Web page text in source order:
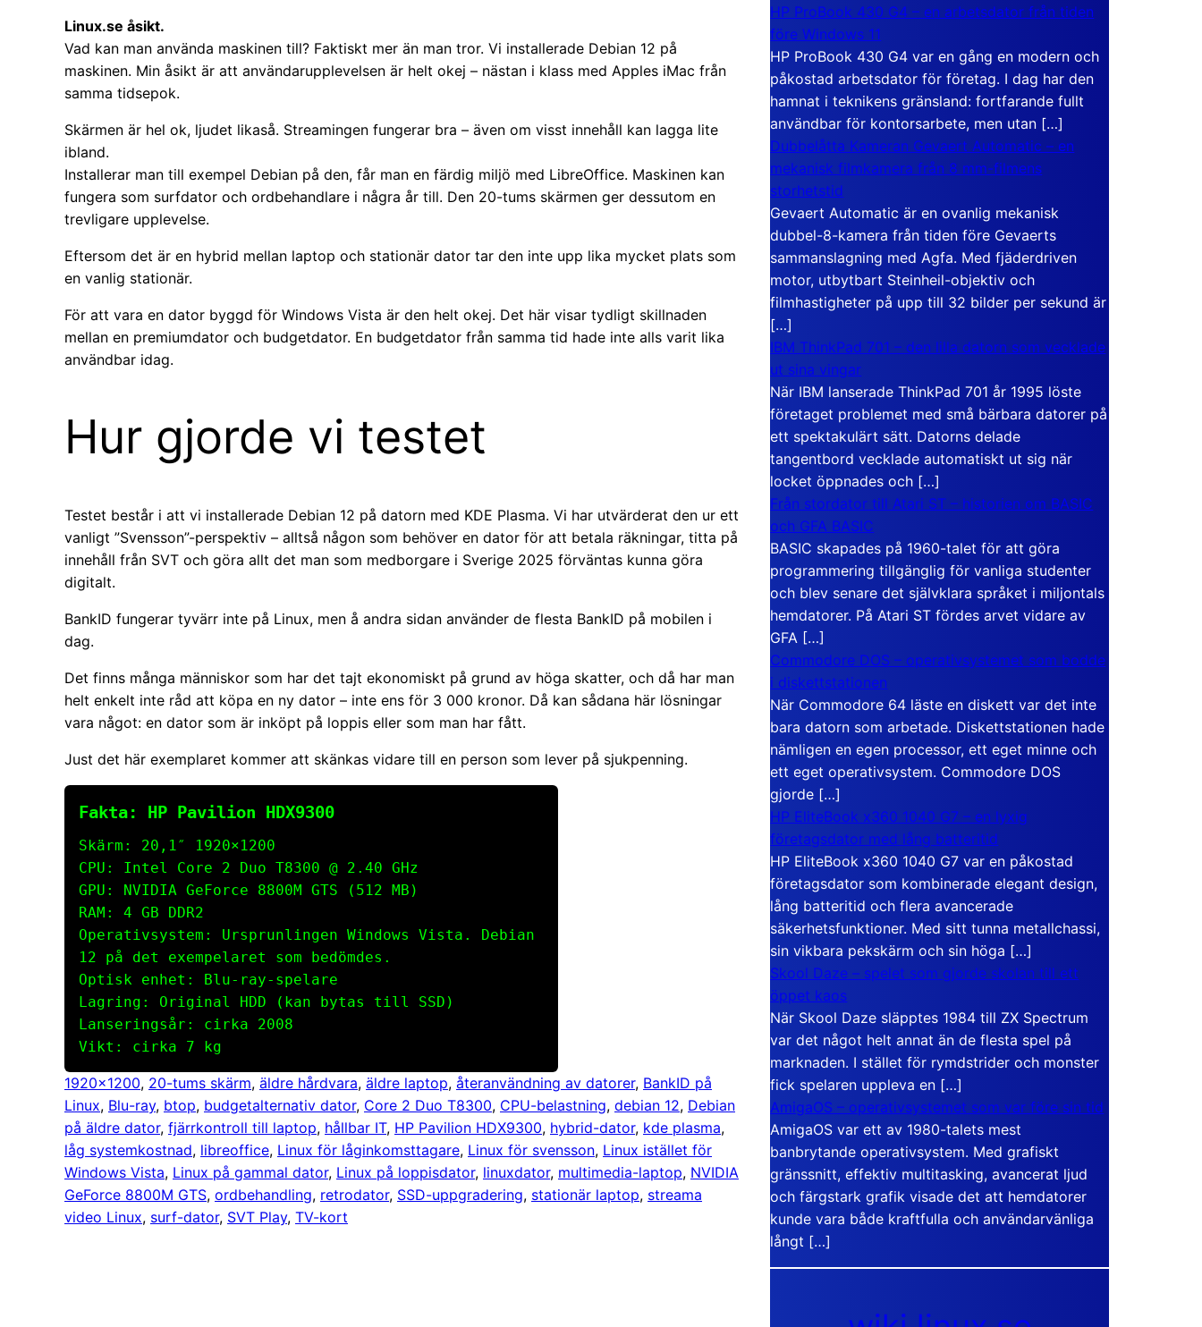
Linux.se åsikt.
Vad kan man använda maskinen till? Faktiskt mer än man tror. Vi installerade Debian 12 på
maskinen. Min åsikt är att användarupplevelsen är helt okej – nästan i klass med Apples iMac från
samma tidsepok.
Skärmen är hel ok, ljudet likaså. Streamingen fungerar bra – även om visst innehåll kan lagga lite
ibland.
Installerar man till exempel Debian på den, får man en färdig miljö med LibreOffice. Maskinen kan
fungera som surfdator och ordbehandlare i några år till. Den 20-tums skärmen ger dessutom en
trevligare upplevelse.
Eftersom det är en hybrid mellan laptop och stationär dator tar den inte upp lika mycket plats som
en vanlig stationär.
För att vara en dator byggd för Windows Vista är den helt okej. Det här visar tydligt skillnaden
mellan en premiumdator och budgetdator. En budgetdator från samma tid hade inte alls varit lika
användbar idag.
Hur gjorde vi testet
Testet består i att vi installerade Debian 12 på datorn med KDE Plasma. Vi har utvärderat den ur ett
vanligt ”Svensson”-perspektiv – alltså någon som behöver en dator för att betala räkningar, titta på
innehåll från SVT och göra allt det man som medborgare i Sverige 2025 förväntas kunna göra
digitalt.
BankID fungerar tyvärr inte på Linux, men å andra sidan använder de flesta BankID på mobilen i
dag.
Det finns många människor som har det tajt ekonomiskt på grund av höga skatter, och då har man
helt enkelt inte råd att köpa en ny dator – inte ens för 3 000 kronor. Då kan sådana här lösningar
vara något: en dator som är inköpt på loppis eller som man har fått.
Just det här exemplaret kommer att skänkas vidare till en person som lever på sjukpenning.
Fakta: HP Pavilion HDX9300
Skärm: 20,1″ 1920×1200
CPU: Intel Core 2 Duo T8300 @ 2.40 GHz
GPU: NVIDIA GeForce 8800M GTS (512 MB)
RAM: 4 GB DDR2
Operativsystem: Ursprunlingen Windows Vista. Debian
12 på det exempelaret som bedömdes.
Optisk enhet: Blu-ray-spelare
Lagring: Original HDD (kan bytas till SSD)
Lanseringsår: cirka 2008
Vikt: cirka 7 kg
1920×1200, 20-tums skärm, äldre hårdvara, äldre laptop, återanvändning av datorer, BankID på
Linux, Blu-ray, btop, budgetalternativ dator, Core 2 Duo T8300, CPU-belastning, debian 12, Debian
på äldre dator, fjärrkontroll till laptop, hållbar IT, HP Pavilion HDX9300, hybrid-dator, kde plasma
låg systemkostnad, libreoffice, Linux för låginkomsttagare, Linux för svensson, Linux istället för
Windows Vista, Linux på gammal dator, Linux på loppisdator, linuxdator, multimedia-laptop, NVIDIA
GeForce 8800M GTS, ordbehandling, retrodator, SSD-uppgradering, stationär laptop, streama
video Linux, surf-dator, SVT Play, TV-kort
HP ProBook 430 G4 – en arbetsdator från tiden
före Windows 11
HP ProBook 430 G4 var en gång en modern och
påkostad arbetsdator för företag. I dag har den
hamnat i teknikens gränsland: fortfarande fullt
användbar för kontorsarbete, men utan […]
Dubbelåtta Kameran Gevaert Automatic – en
mekanisk filmkamera från 8 mm-filmens
storhetstid
Gevaert Automatic är en ovanlig mekanisk
dubbel-8-kamera från tiden före Gevaerts
sammanslagning med Agfa. Med fjäderdriven
motor, utbytbart Steinheil-objektiv och
filmhastigheter på upp till 32 bilder per sekund är
[…]
IBM ThinkPad 701 – den lilla datorn som vecklade
ut sina vingar
När IBM lanserade ThinkPad 701 år 1995 löste
företaget problemet med små bärbara datorer på
ett spektakulärt sätt. Datorns delade
tangentbord vecklade automatiskt ut sig när
locket öppnades och […]
Från stordator till Atari ST – historien om BASIC
och GFA BASIC
BASIC skapades på 1960-talet för att göra
programmering tillgänglig för vanliga studenter
och blev senare det självklara språket i miljontals
hemdatorer. På Atari ST fördes arvet vidare av
GFA […]
Commodore DOS – operativsystemet som bodde
i diskettstationen
När Commodore 64 läste en diskett var det inte
bara datorn som arbetade. Diskettstationen hade
nämligen en egen processor, ett eget minne och
ett eget operativsystem. Commodore DOS
gjorde […]
HP EliteBook x360 1040 G7 – en lyxig
företagsdator med lång batteritid
HP EliteBook x360 1040 G7 var en påkostad
företagsdator som kombinerade elegant design,
lång batteritid och flera avancerade
säkerhetsfunktioner. Med sitt tunna metallchassi,
sin vikbara pekskärm och sin höga […]
Skool Daze – spelet som gjorde skolan till ett
öppet kaos
När Skool Daze släpptes 1984 till ZX Spectrum
var det något helt annat än de flesta spel på
marknaden. I stället för rymdstrider och monster
fick spelaren uppleva en […]
AmigaOS – operativsystemet som var före sin tid
AmigaOS var ett av 1980-talets mest
banbrytande operativsystem. Med grafiskt
gränssnitt, effektiv multitasking, avancerat ljud
och färgstark grafik visade det att hemdatorer
kunde vara både kraftfulla och användarvänliga
långt […]